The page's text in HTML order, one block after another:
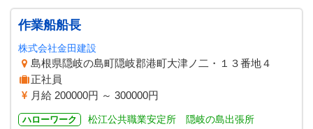
作業船船長
株式会社金田建設
島根県隠岐の島町隠岐郡港町大津ノ二・１３番地４
正社員
月給 200000円 ～ 300000円
ハローワーク 松江公共職業安定所 隠岐の島出張所